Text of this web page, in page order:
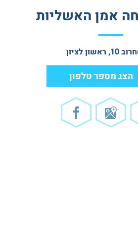
אמן האשליות
לציון
הצג מספר טלפון